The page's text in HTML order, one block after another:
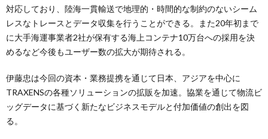
対応しており、陸海一貫輸送で地理的・時間的な制約のないシーム
レスなトレースとデータ収集を行うことができる。また20年初まで
に大手海運事業者2社が保有する海上コンテナ10万台への採用を決
めるなど今後もユーザー数の拡大が期待される。
伊藤忠は今回の資本・業務提携を通じて日本、アジアを中心に
TRAXENSの各種ソリューションの拡販を加速。協業を通じて物流ビ
ッグデータに基づく新たなビジネスモデルと付加価値の創出を図
る。